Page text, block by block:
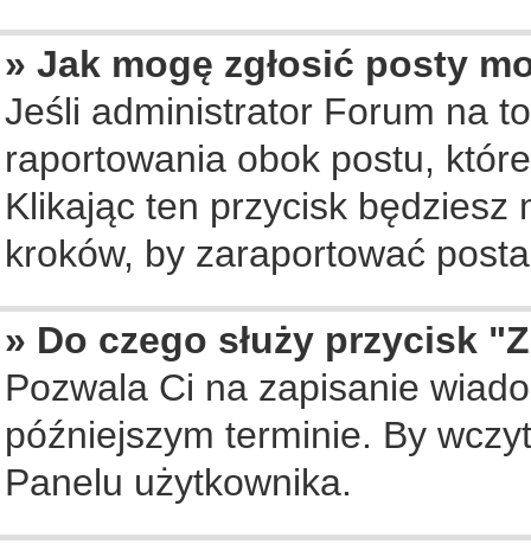
» Jak mogę zgłosić posty
Jeśli administrator Forum na
raportowania obok postu,
Klikając ten przycisk będziesz
kroków, by zaraportować
» Do czego służy przycisk
Pozwala Ci na zapisanie
późniejszym terminie. By
Panelu użytkownika.